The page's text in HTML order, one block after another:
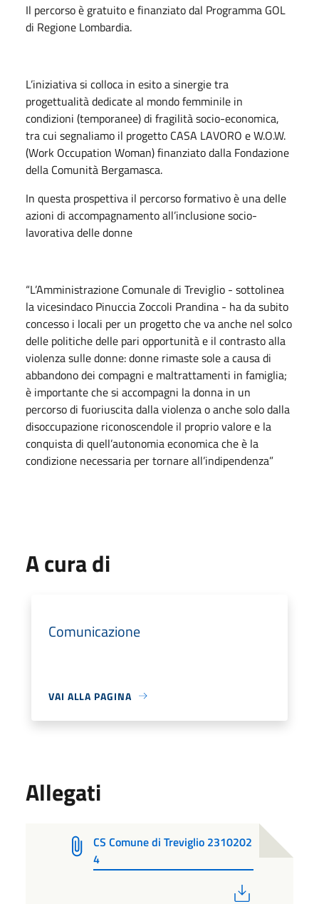
Il percorso è gratuito e finanziato dal Programma GOL
di Regione Lombardia.
L’iniziativa si colloca in esito a sinergie tra
progettualità dedicate al mondo femminile in
condizioni (temporanee) di fragilità socio-economica,
tra cui segnaliamo il progetto CASA LAVORO e W.O.W.
(Work Occupation Woman) finanziato dalla Fondazione
della Comunità Bergamasca.
In questa prospettiva il percorso formativo è una delle
azioni di accompagnamento all’inclusione socio-
lavorativa delle donne
“L’Amministrazione Comunale di Treviglio - sottolinea
la vicesindaco Pinuccia Zoccoli Prandina - ha da subito
concesso i locali per un progetto che va anche nel solco
delle politiche delle pari opportunità e il contrasto alla
violenza sulle donne: donne rimaste sole a causa di
abbandono dei compagni e maltrattamenti in famiglia;
è importante che si accompagni la donna in un
percorso di fuoriuscita dalla violenza o anche solo dalla
disoccupazione riconoscendole il proprio valore e la
conquista di quell’autonomia economica che è la
condizione necessaria per tornare all’indipendenza”
A cura di
Comunicazione
VAI ALLA PAGINA
Allegati
CS Comune di Treviglio 2310202
4